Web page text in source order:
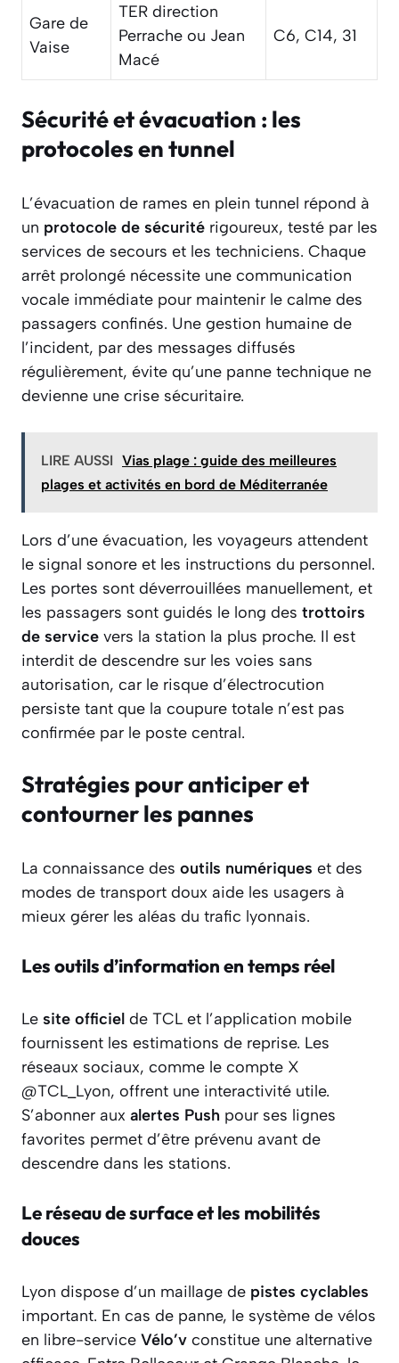
Gare de
Vaise
TER direction
Perrache ou Jean
Macé
C6, C14, 31
Sécurité et évacuation : les
protocoles en tunnel
L’évacuation de rames en plein tunnel répond à
un protocole de sécurité rigoureux, testé par les
services de secours et les techniciens. Chaque
arrêt prolongé nécessite une communication
vocale immédiate pour maintenir le calme des
passagers confinés. Une gestion humaine de
l’incident, par des messages diffusés
régulièrement, évite qu’une panne technique ne
devienne une crise sécuritaire.
LIRE AUSSI Vias plage : guide des meilleures
plages et activités en bord de Méditerranée
Lors d’une évacuation, les voyageurs attendent
le signal sonore et les instructions du personnel.
Les portes sont déverrouillées manuellement, et
les passagers sont guidés le long des trottoirs
de service vers la station la plus proche. Il est
interdit de descendre sur les voies sans
autorisation, car le risque d’électrocution
persiste tant que la coupure totale n’est pas
confirmée par le poste central.
Stratégies pour anticiper et
contourner les pannes
La connaissance des outils numériques et des
modes de transport doux aide les usagers à
mieux gérer les aléas du trafic lyonnais.
Les outils d’information en temps réel
Le site officiel de TCL et l’application mobile
fournissent les estimations de reprise. Les
réseaux sociaux, comme le compte X
@TCL_Lyon, offrent une interactivité utile.
S’abonner aux alertes Push pour ses lignes
favorites permet d’être prévenu avant de
descendre dans les stations.
Le réseau de surface et les mobilités
douces
Lyon dispose d’un maillage de pistes cyclables
important. En cas de panne, le système de vélos
en libre-service Vélo’v constitue une alternative